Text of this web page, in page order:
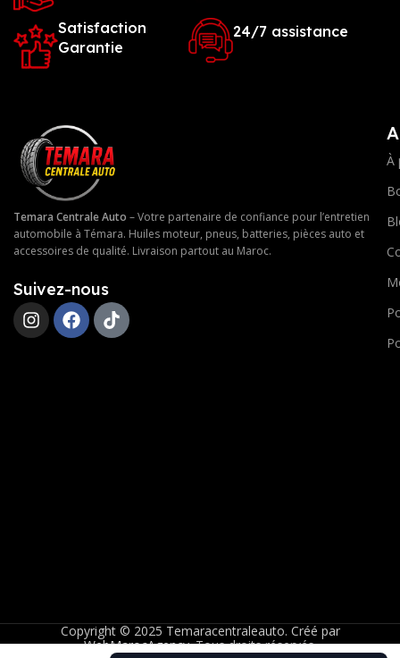
Satisfaction
Garantie
24/7 assistance
Temara Centrale Auto – Votre partenaire de confiance pour l’entretien
automobile à Témara. Huiles moteur, pneus, batteries, pièces auto et
accessoires de qualité. Livraison partout au Maroc.
Suivez-nous
À
Copyright © 2025 Temaracentraleauto. Créé par
WebMarocAgency. Tous droits réservés.